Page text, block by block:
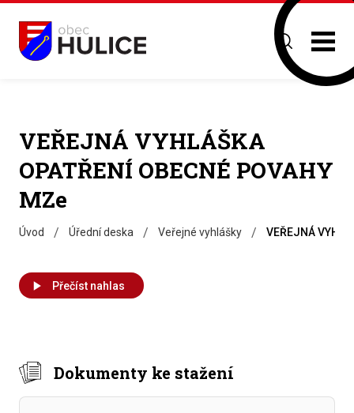
VEŘEJNÁ VYHLÁŠKA
OPATŘENÍ OBECNÉ POVAHY
MZe
Úvod / Úřední deska / Veřejné vyhlášky / VEŘEJNÁ
Přečíst nahlas
Dokumenty ke stažení